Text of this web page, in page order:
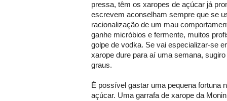
pressa, têm os xaropes de açúcar já
escrevem aconselham sempre que se
racionalização de um mau
ganhe micróbios e fermente, muitos
golpe de vodka. Se vai especializar-se
xarope dure para aí uma semana,
graus.
É possível gastar uma pequena fortuna
açúcar. Uma garrafa de xarope da Monin